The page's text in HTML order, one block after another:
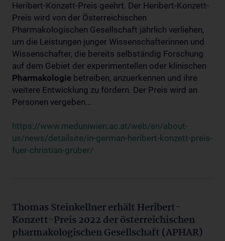
Heribert-Konzett-Preis geehrt. Der Heribert-Konzett-
Preis wird von der Österreichischen
Pharmakologischen Gesellschaft jährlich verliehen,
um die Leistungen junger Wissenschafterinnen und
Wissenschafter, die bereits selbständig Forschung
auf dem Gebiet der experimentellen oder klinischen
Pharmakologie betreiben, anzuerkennen und ihre
weitere Entwicklung zu fördern. Der Preis wird an
Personen vergeben...
https://www.meduniwien.ac.at/web/en/about-
us/news/detailsite/in-german-heribert-konzett-preis-
fuer-christian-gruber/
Thomas Steinkellner erhält Heribert-
Konzett-Preis 2022 der österreichischen
pharmakologischen Gesellschaft (APHAR)